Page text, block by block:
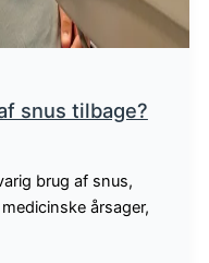
snus tilbage?
brug af snus,
årsager,